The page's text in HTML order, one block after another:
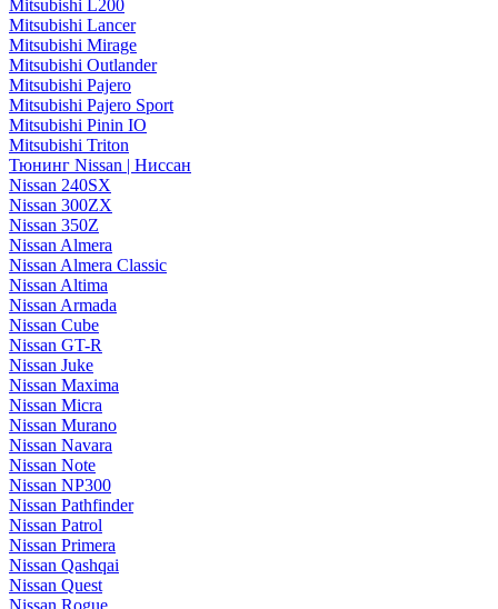
Mitsubishi L200
Mitsubishi Lancer
Mitsubishi Mirage
Mitsubishi Outlander
Mitsubishi Pajero
Mitsubishi Pajero Sport
Mitsubishi Pinin IO
Mitsubishi Triton
Тюнинг Nissan | Ниссан
Nissan 240SX
Nissan 300ZX
Nissan 350Z
Nissan Almera
Nissan Almera Classic
Nissan Altima
Nissan Armada
Nissan Cube
Nissan GT-R
Nissan Juke
Nissan Maxima
Nissan Micra
Nissan Murano
Nissan Navara
Nissan Note
Nissan NP300
Nissan Pathfinder
Nissan Patrol
Nissan Primera
Nissan Qashqai
Nissan Quest
Nissan Rogue